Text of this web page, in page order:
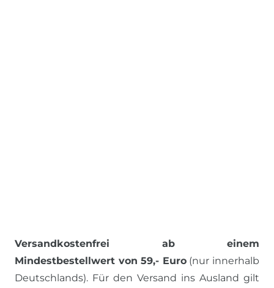
Versandkostenfrei ab einem
Mindestbestellwert von 59,- Euro(nur innerhalb
Deutschlands). Für den Versand ins Ausland gilt